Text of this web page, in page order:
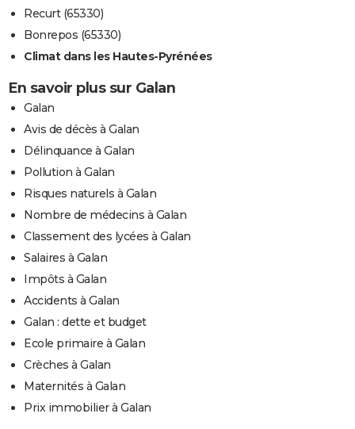
Recurt (65330)
Bonrepos (65330)
Climat dans les Hautes-Pyrénées
En savoir plus sur Galan
Galan
Avis de décès à Galan
Délinquance à Galan
Pollution à Galan
Risques naturels à Galan
Nombre de médecins à Galan
Classement des lycées à Galan
Salaires à Galan
Impôts à Galan
Accidents à Galan
Galan : dette et budget
Ecole primaire à Galan
Crèches à Galan
Maternités à Galan
Prix immobilier à Galan